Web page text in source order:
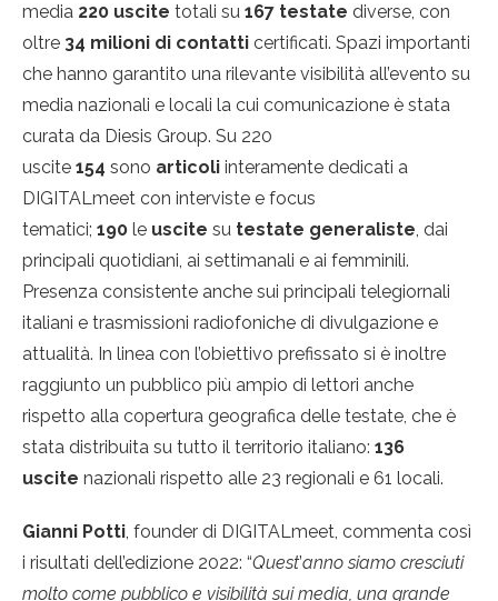
media 220 uscite totali su 167 testate diverse, con
oltre 34 milioni di contatti certificati. Spazi importanti
che hanno garantito una rilevante visibilità all’evento su
media nazionali e locali la cui comunicazione è stata
curata da Diesis Group. Su 220
uscite 154 sono articoli interamente dedicati a
DIGITALmeet con interviste e focus
tematici; 190 le uscite su testate generaliste, dai
principali quotidiani, ai settimanali e ai femminili.
Presenza consistente anche sui principali telegiornali
italiani e trasmissioni radiofoniche di divulgazione e
attualità. In linea con l’obiettivo prefissato si è inoltre
raggiunto un pubblico più ampio di lettori anche
rispetto alla copertura geografica delle testate, che è
stata distribuita su tutto il territorio italiano: 136
uscite nazionali rispetto alle 23 regionali e 61 locali.
Gianni Potti, founder di DIGITALmeet, commenta così
i risultati dell’edizione 2022: “Quest’anno siamo cresciuti
molto come pubblico e visibilità sui media, una grande